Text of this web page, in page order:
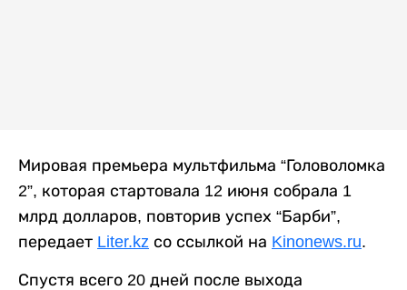
Мировая премьера мультфильма “Головоломка
2”, которая стартовала 12 июня собрала 1
млрд долларов, повторив успех “Барби”,
передает Liter.kz со ссылкой на Kinonews.ru.
Спустя всего 20 дней после выхода